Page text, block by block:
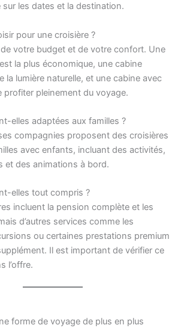
les dates et la destination.
pour une croisière ?
votre budget et de votre confort. Une
la plus économique, une cabine
la lumière naturelle, et une cabine avec
profiter pleinement du voyage.
elles adaptées aux familles ?
compagnies proposent des croisières
avec enfants, incluant des activités,
et des animations à bord.
elles tout compris ?
incluent la pension complète et les
d’autres services comme les
ou certaines prestations premium
Il est important de vérifier ce
l’offre.
forme de voyage de plus en plus